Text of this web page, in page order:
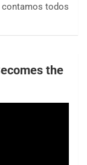
contamos todos
the